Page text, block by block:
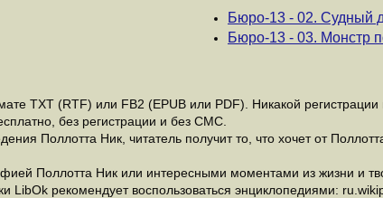
Бюро-13 - 02. Судный
Бюро-13 - 03. Монстр
ТХТ (RTF) или FB2 (EPUB или PDF). Никакой регистрации
без регистрации и без СМС.
Поллотта Ник, читатель получит то, что хочет от
Поллотта Ник или интересными моментами из жизни и
LibOk рекомендует воспользоваться энциклопедиями: